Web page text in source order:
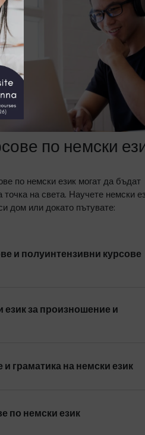
по немски
по немски език могат да бъдат
точка на света. Научете немски
дом или докато пътувате:
и полуинтензивни курсове
език за произношение и
граматика на немски език
по немски език